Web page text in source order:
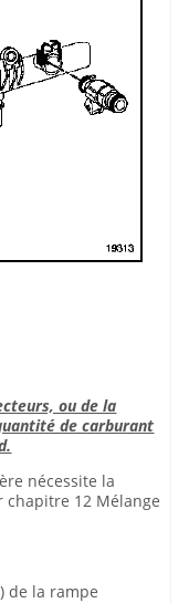
ou de la
de carburant
nécessite la
chapitre 12 Mélange
de la rampe